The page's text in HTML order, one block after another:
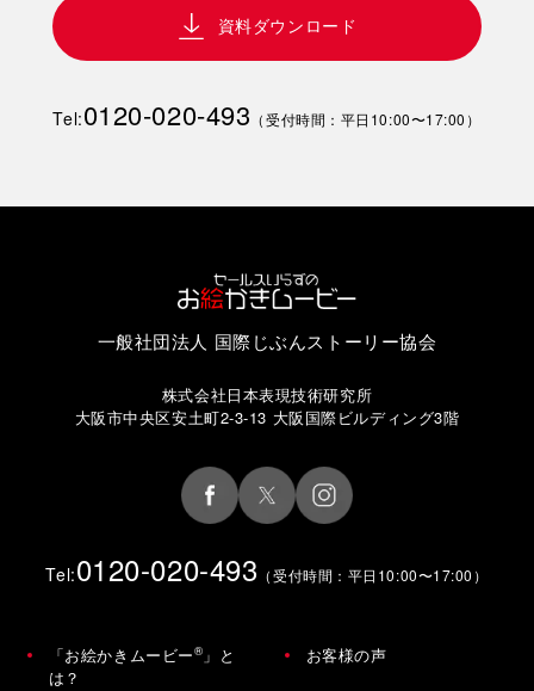
資料ダウンロード
Tel:0120-020-493 （受付時間：平日10:00〜17:00）
一般社団法人 国際じぶんストーリー協会
株式会社日本表現技術研究所
大阪市中央区安土町2-3-13 大阪国際ビルディング3階
Tel:0120-020-493 （受付時間：平日10:00〜17:00）
「お絵かきムービー® 」と
は？
お客様の声